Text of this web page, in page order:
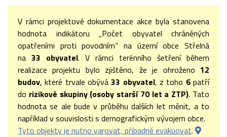
V rámci projektové dokumentace akce byla stanovena
hodnota indikátoru „Počet obyvatel chráněných
opatřeními proti povodním“ na území obce Střelná
na 33 obyvatel. V rámci terénního šetření během
realizace projektu bylo zjištěno, že je ohroženo 12
budov, které trvale obývá33 obyvatel, z toho 6patří
do rizikové skupiny (osoby starší 70 let a ZTP). Tato
hodnota se ale bude v průběhu dalších let měnit, a to
například v souvislosti s demografickým vývojem obce.
Tyto objekty je nutno varovat, případně evakuovat.